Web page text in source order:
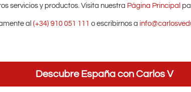
servicios y productos. Visita nuestra Página Principal
al (+34) 910 051 111 o escribirnos a
Descubre España con Carlos V